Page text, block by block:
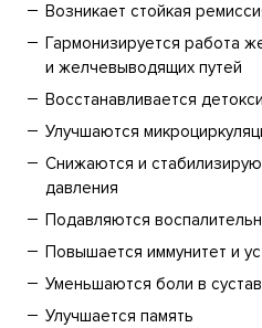
Возникает стойкая
Гармонизируется работа
и желчевыводящих путей
Восстанавливается
Улучшаются
Снижаются и
давления
Подавляются
Повышается иммунитет и
Уменьшаются боли в
Улучшается память